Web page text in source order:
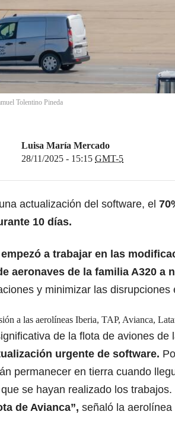
Tolentino Pineda
Luisa María Mercado
28/11/2025 - 15:15 GMT-5
actualización del software, el
10 días.
a trabajar en las
aeronaves de la familia A320 a
y minimizar las disrupciones
a las aerolíneas Iberia, TAP, Avianca,
de la flota de aviones de
urgente de software.
permanecer en tierra cuando
se hayan realizado los trabajos.
de Avianca”, señaló la aerolínea